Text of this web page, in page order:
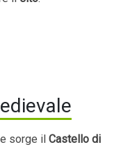
sorge il Castello di